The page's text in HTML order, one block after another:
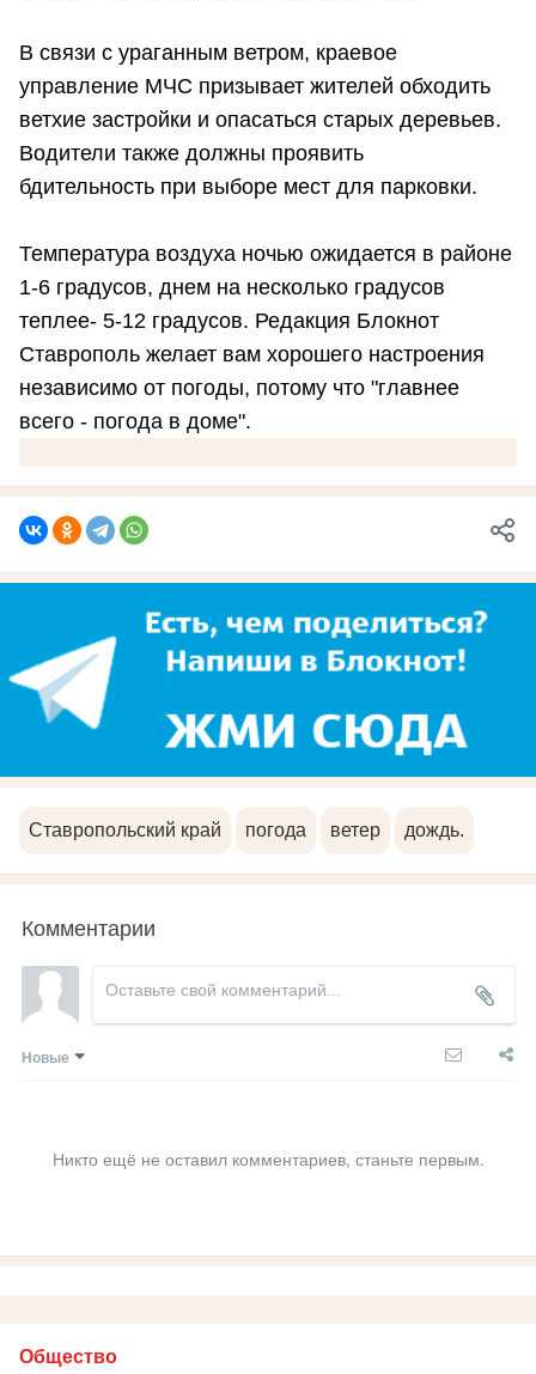
В связи с ураганным ветром, краевое
управление МЧС призывает жителей обходить
ветхие застройки и опасаться старых деревьев.
Водители также должны проявить
бдительность при выборе мест для парковки.
Температура воздуха ночью ожидается в районе
1-6 градусов, днем на несколько градусов
теплее- 5-12 градусов. Редакция Блокнот
Ставрополь желает вам хорошего настроения
независимо от погоды, потому что "главнее
всего - погода в доме".
Ставропольский край погода ветер дождь.
Комментарии
Новые
Никто ещё не оставил комментариев, станьте первым.
Общество